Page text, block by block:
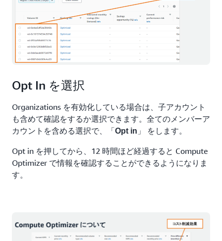
Opt In を選択
Organizations を有効化している場合は、子アカウント
も含めて確認をするか選択できます。全てのメンバーア
カウントを含める選択で、「Opt in 」 をします。
Opt in を押してから、12 時間ほど経過すると Compute
Optimizer で情報を確認することができるようになりま
す。